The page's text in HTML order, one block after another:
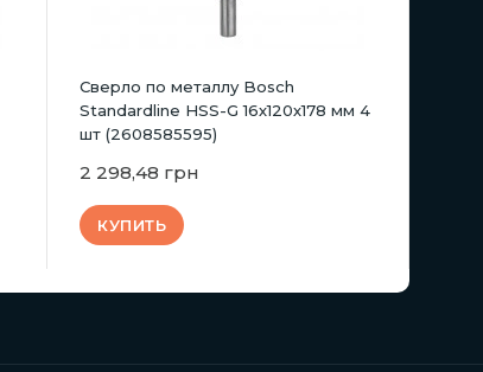
Сверло по металлу Bosch
Standardline HSS-G 16х120х178 мм 4
шт (2608585595)
2 298,48 грн
КУПИТЬ